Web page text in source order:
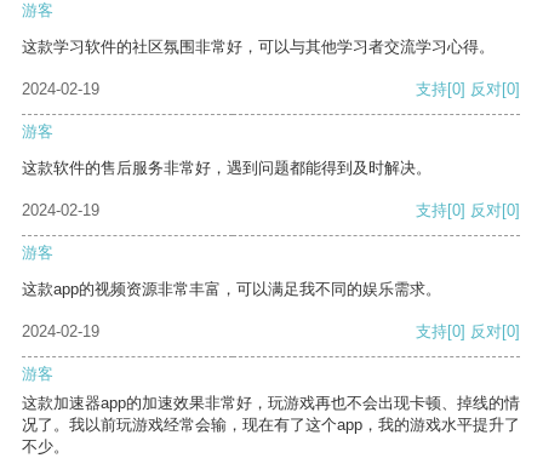
游客
这款学习软件的社区氛围非常好，可以与其他学习者交流学习心得。
2024-02-19 支持[0] 反对[0]
游客
这款软件的售后服务非常好，遇到问题都能得到及时解决。
2024-02-19 支持[0] 反对[0]
游客
这款app的视频资源非常丰富，可以满足我不同的娱乐需求。
2024-02-19 支持[0] 反对[0]
游客
这款加速器app的加速效果非常好，玩游戏再也不会出现卡顿、掉线的情
况了。我以前玩游戏经常会输，现在有了这个app，我的游戏水平提升了
不少。